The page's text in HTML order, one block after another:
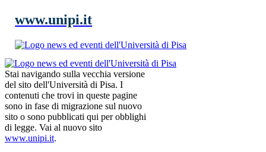
www.unipi.it
Stai navigando sulla vecchia versione
del sito dell'Università di Pisa. I
contenuti che trovi in queste pagine
sono in fase di migrazione sul nuovo
sito o sono pubblicati qui per obblighi
di legge. Vai al nuovo sito
www.unipi.it.